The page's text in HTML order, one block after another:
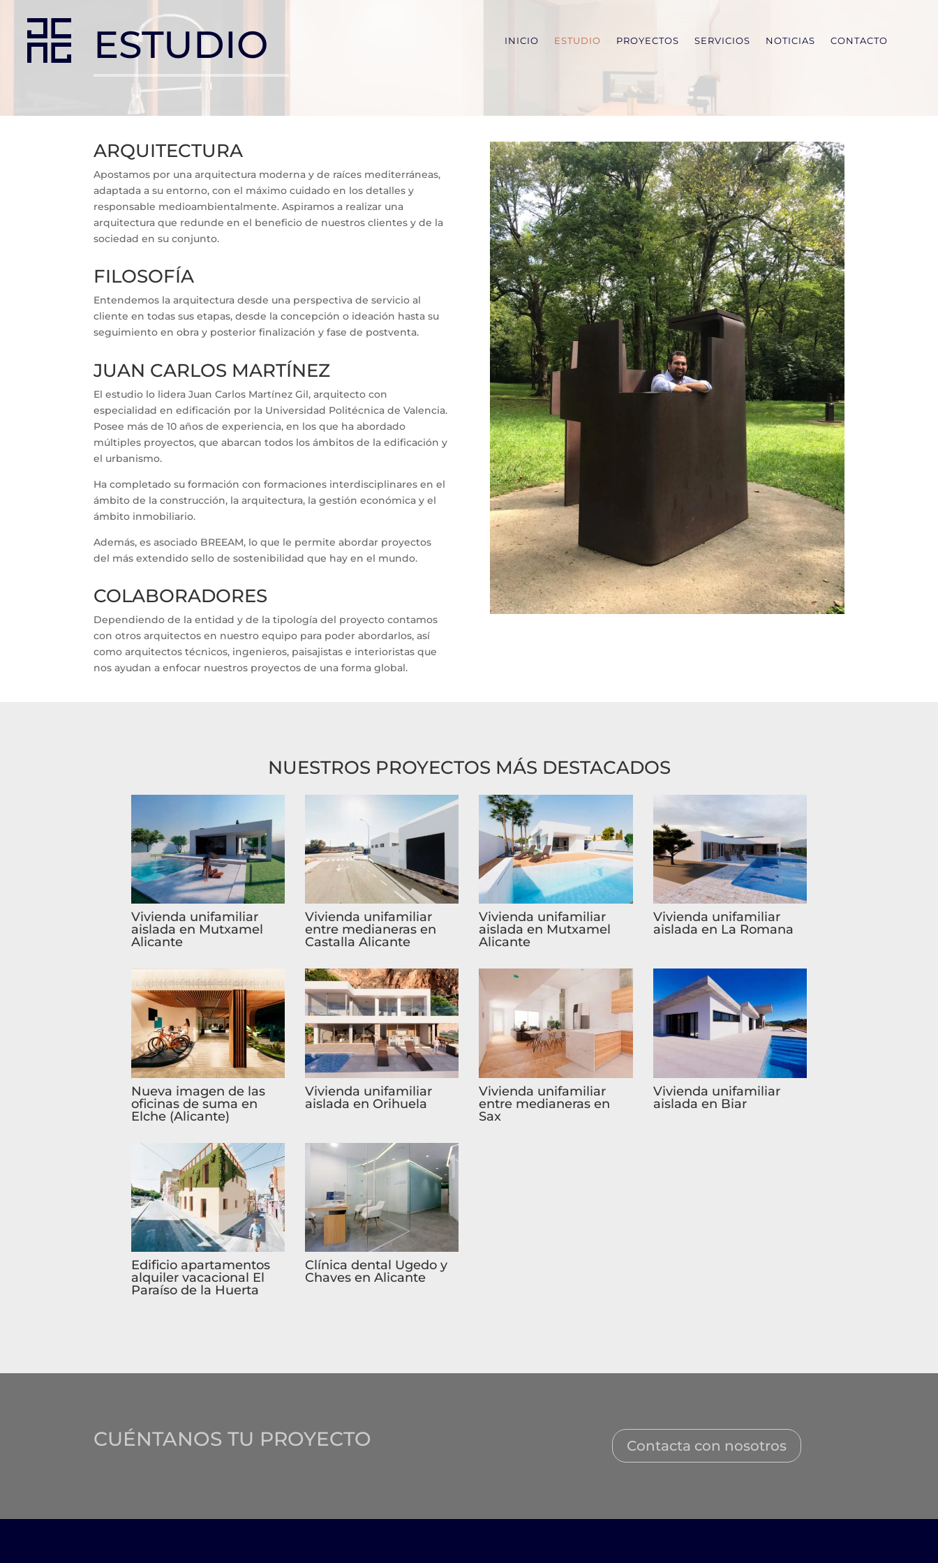
INICIO ESTUDIO PROYECTOS SERVICIOS NOTICIAS CONTACTO
ESTUDIO
ARQUITECTURA
Apostamos por una arquitectura moderna y de raíces mediterráneas,
adaptada a su entorno, con el máximo cuidado en los detalles y
responsable medioambientalmente. Aspiramos a realizar una
arquitectura que redunde en el beneficio de nuestros clientes y de la
sociedad en su conjunto.
FILOSOFÍA
Entendemos la arquitectura desde una perspectiva de servicio al
cliente en todas sus etapas, desde la concepción o ideación hasta su
seguimiento en obra y posterior finalización y fase de postventa.
JUAN CARLOS MARTÍNEZ
El estudio lo lidera Juan Carlos Martínez Gil, arquitecto con
especialidad en edificación por la Universidad Politécnica de Valencia.
Posee más de 10 años de experiencia, en los que ha abordado
múltiples proyectos, que abarcan todos los ámbitos de la edificación y
el urbanismo.
Ha completado su formación con formaciones interdisciplinares en el
ámbito de la construcción, la arquitectura, la gestión económica y el
ámbito inmobiliario.
Además, es asociado BREEAM, lo que le permite abordar proyectos
del más extendido sello de sostenibilidad que hay en el mundo.
COLABORADORES
Dependiendo de la entidad y de la tipología del proyecto contamos
con otros arquitectos en nuestro equipo para poder abordarlos, así
como arquitectos técnicos, ingenieros, paisajistas e interioristas que
nos ayudan a enfocar nuestros proyectos de una forma global.
NUESTROS PROYECTOS MÁS DESTACADOS
Vivienda unifamiliar
aislada en Mutxamel
Alicante
Vivienda unifamiliar
entre medianeras en
Castalla Alicante
Vivienda unifamiliar
aislada en Mutxamel
Alicante
Vivienda unifamiliar
aislada en La Romana
Nueva imagen de las
oficinas de suma en
Elche (Alicante)
Vivienda unifamiliar
aislada en Orihuela
Vivienda unifamiliar
entre medianeras en
Sax
Vivienda unifamiliar
aislada en Biar
Edificio apartamentos
alquiler vacacional El
Paraíso de la Huerta
Clínica dental Ugedo y
Chaves en Alicante
CUÉNTANOS TU PROYECTO Contacta con nosotros